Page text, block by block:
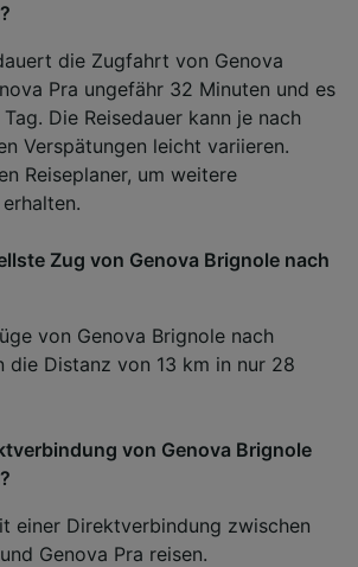
die Zugfahrt von Genova
Pra ungefähr 32 Minuten und es
Die Reisedauer kann je nach
Verspätungen leicht variieren.
Reiseplaner, um weitere
Zug von Genova Brignole nach
von Genova Brignole nach
die Distanz von 13 km in nur 28
von Genova Brignole
einer Direktverbindung zwischen
Genova Pra reisen.